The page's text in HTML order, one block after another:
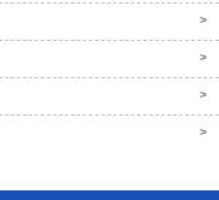
>
>
>
>